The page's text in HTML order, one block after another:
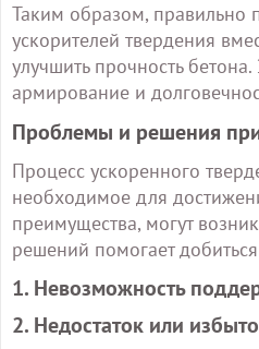
Таким образом, правильно
ускорителей твердения
улучшить прочность
армирование и
Проблемы и решения при
Процесс ускоренного
необходимое для
преимущества, могут
решений помогает
1. Невозможность
2. Недостаток или